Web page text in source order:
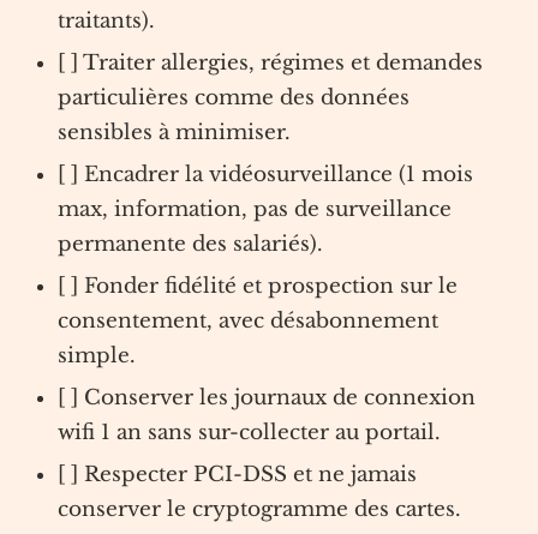
traitants).
[ ] Traiter allergies, régimes et demandes
particulières comme des données
sensibles à minimiser.
[ ] Encadrer la vidéosurveillance (1 mois
max, information, pas de surveillance
permanente des salariés).
[ ] Fonder fidélité et prospection sur le
consentement, avec désabonnement
simple.
[ ] Conserver les journaux de connexion
wifi 1 an sans sur-collecter au portail.
[ ] Respecter PCI-DSS et ne jamais
conserver le cryptogramme des cartes.